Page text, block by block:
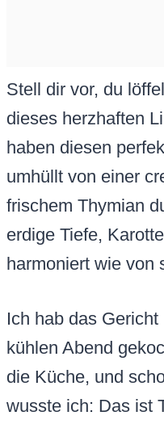
Stell dir vor, du
dieses herzhaften
haben diesen
umhüllt von einer
frischem Thymian
erdige Tiefe,
harmoniert wie von
Ich hab das
kühlen Abend
die Küche, und
wusste ich: Das ist